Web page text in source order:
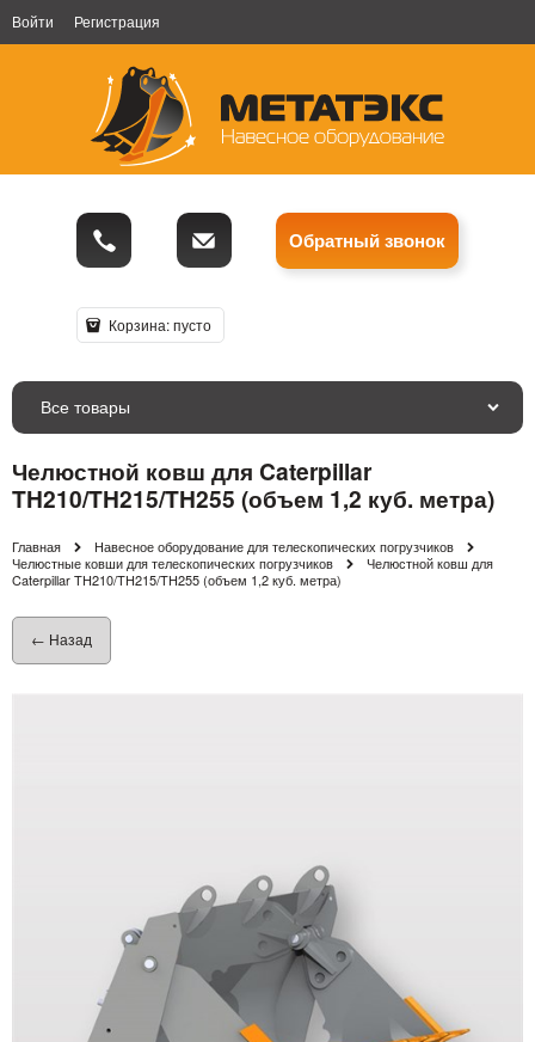
Войти Регистрация
Обратный звонок
Корзина:пусто
Все товары
Челюстной ковш для Caterpillar
TH210/TH215/TH255 (объем 1,2 куб. метра)
Главная
Навесное оборудование для телескопических погрузчиков
Челюстные ковши для телескопических погрузчиков
Челюстной ковш для
Caterpillar TH210/TH215/TH255 (объем 1,2 куб. метра)
← Назад